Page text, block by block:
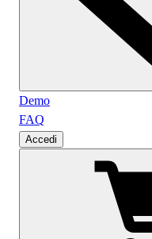
Demo
FAQ
Accedi